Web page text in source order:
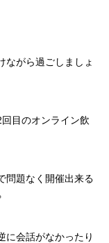
ながら過ごしましょ
目のオンライン飲
問題なく開催出来る
に会話がなかったり